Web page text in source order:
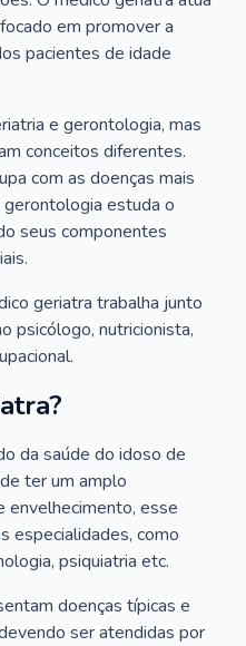
em promover a
pacientes de idade
e gerontologia, mas
conceitos diferentes.
com as doenças mais
estuda o
seus componentes
geriatra trabalha junto
psicólogo, nutricionista,
da saúde do idoso de
ter um amplo
envelhecimento, esse
especialidades, como
psiquiatria etc.
doenças típicas e
ser atendidas por